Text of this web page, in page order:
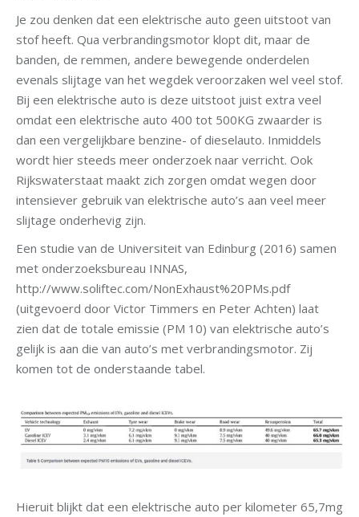
Je zou denken dat een elektrische auto geen uitstoot van
stof heeft. Qua verbrandingsmotor klopt dit, maar de
banden, de remmen, andere bewegende onderdelen
evenals slijtage van het wegdek veroorzaken wel veel stof.
Bij een elektrische auto is deze uitstoot juist extra veel
omdat een elektrische auto 400 tot 500KG zwaarder is
dan een vergelijkbare benzine- of dieselauto. Inmiddels
wordt hier steeds meer onderzoek naar verricht. Ook
Rijkswaterstaat maakt zich zorgen omdat wegen door
intensiever gebruik van elektrische auto’s aan veel meer
slijtage onderhevig zijn.
Een studie van de Universiteit van Edinburg (2016) samen
met onderzoeksbureau INNAS,
http://www.soliftec.com/NonExhaust%20PMs.pdf
(uitgevoerd door Victor Timmers en Peter Achten) laat
zien dat de totale emissie (PM 10) van elektrische auto’s
gelijk is aan die van auto’s met verbrandingsmotor. Zij
komen tot de onderstaande tabel.
Hieruit blijkt dat een elektrische auto per kilometer 65,7mg